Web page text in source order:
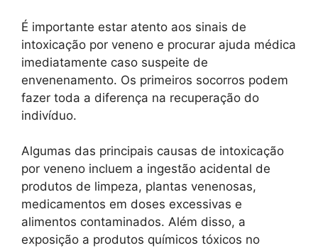
É importante estar atento aos sinais de
intoxicação por veneno e procurar ajuda médica
imediatamente caso suspeite de
envenenamento. Os primeiros socorros podem
fazer toda a diferença na recuperação do
indivíduo.
Algumas das principais causas de intoxicação
por veneno incluem a ingestão acidental de
produtos de limpeza, plantas venenosas,
medicamentos em doses excessivas e
alimentos contaminados. Além disso, a
exposição a produtos químicos tóxicos no